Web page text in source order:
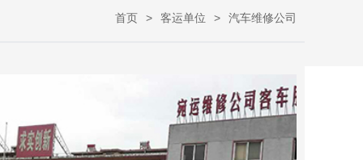
首页 客运单位 汽车维修公司